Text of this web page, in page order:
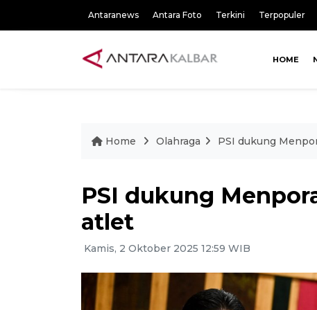
Antaranews Antara Foto Terkini Terpopuler
HOME
Home Olahraga PSI dukung
PSI dukung
atlet
Kamis, 2 Oktober 2025 12:59 WIB